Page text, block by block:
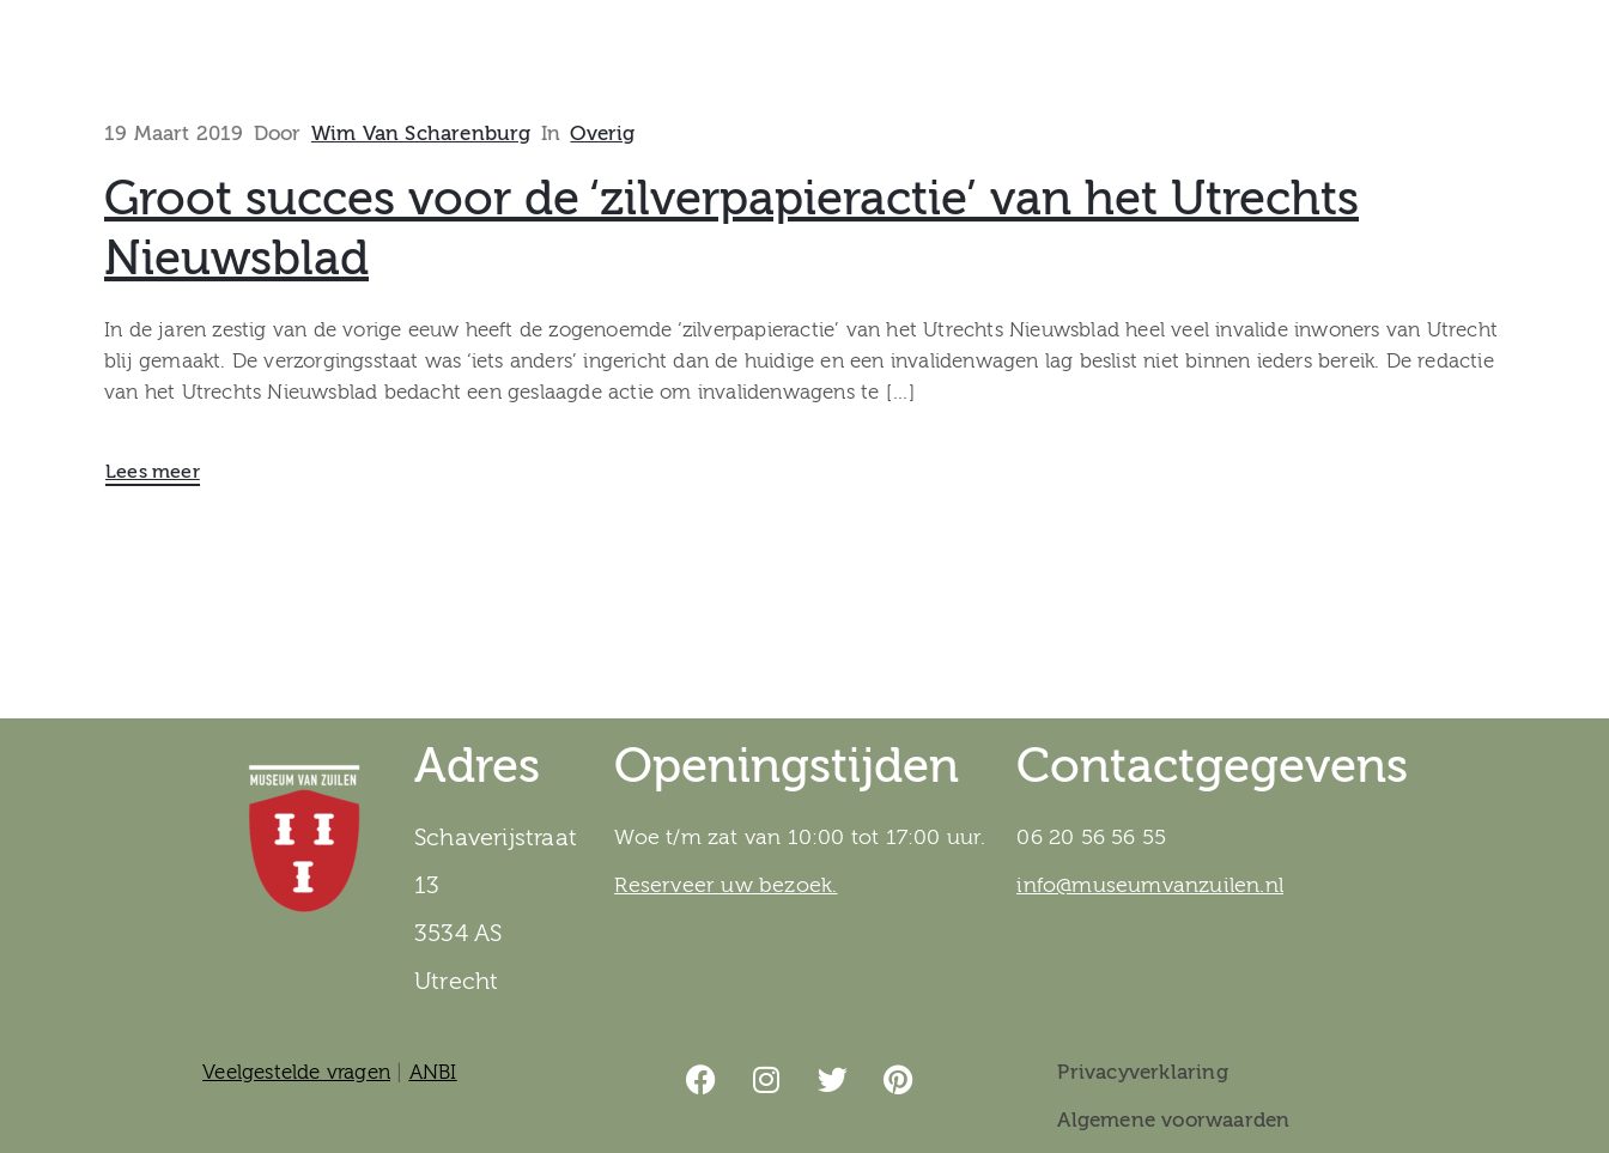
19 Maart 2019 Door Wim Van Scharenburg In Overig
Groot succes voor de ‘zilverpapieractie’ van het Utrechts
Nieuwsblad
In de jaren zestig van de vorige eeuw heeft de zogenoemde ‘zilverpapieractie’ van het Utrechts Nieuwsblad heel veel invalide inwoners van Utrecht
blij gemaakt. De verzorgingsstaat was ‘iets anders’ ingericht dan de huidige en een invalidenwagen lag beslist niet binnen ieders bereik. De redactie
van het Utrechts Nieuwsblad bedacht een geslaagde actie om invalidenwagens te […]
Lees meer
Adres
Schaverijstraat
13
3534 AS
Utrecht
Openingstijden
Woe t/m zat van 10:00 tot 17:00 uur.
Reserveer uw bezoek.
Contactgegevens
06 20 56 56 55
info@museumvanzuilen.nl
Veelgestelde vragen ANBI Privacyverklaring
Algemene voorwaarden